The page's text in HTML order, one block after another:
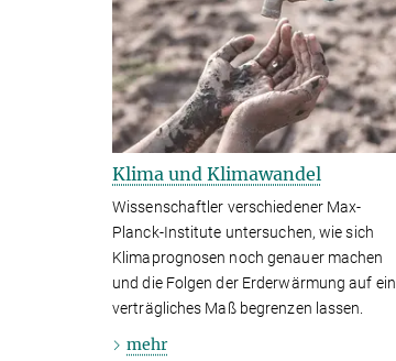
Klima und Klimawandel
Wissenschaftler verschiedener Max-
Planck-Institute untersuchen, wie sich
Klimaprognosen noch genauer machen
und die Folgen der Erderwärmung auf ein
verträgliches Maß begrenzen lassen.
mehr